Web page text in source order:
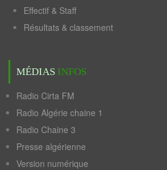
Effectif & Staff
Résultats & classement
MÉDIAS INFOS
Radio Cirta FM
Radio Algérie chaine 1
Radio Chaine 3
Presse algérienne
Version numérique